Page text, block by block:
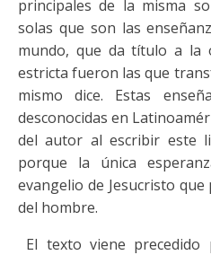
principales de la misma
solas que son las
mundo, que da título a la
estricta fueron las que
mismo dice. Estas
desconocidas en
del autor al escribir este
porque la única
evangelio de Jesucristo
del hombre.
El texto viene